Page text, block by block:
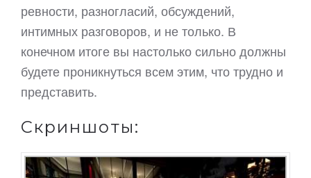
ревности, разногласий, обсуждений,
интимных разговоров, и не только. В
конечном итоге вы настолько сильно должны
будете проникнуться всем этим, что трудно и
представить.
Скриншоты: